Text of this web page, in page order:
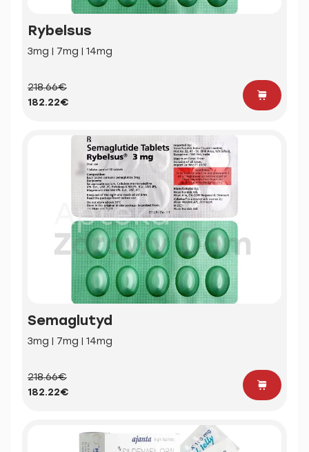
Rybelsus
3mg | 7mg | 14mg
218.66€
182.22€
Semaglutyd
3mg | 7mg | 14mg
218.66€
182.22€